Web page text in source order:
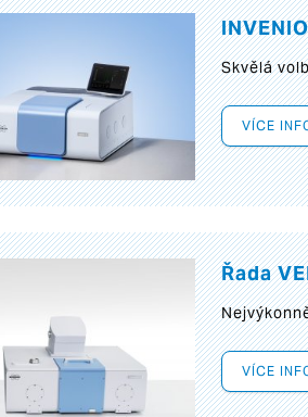
Skvělá
VÍCE
Řada
VÍCE